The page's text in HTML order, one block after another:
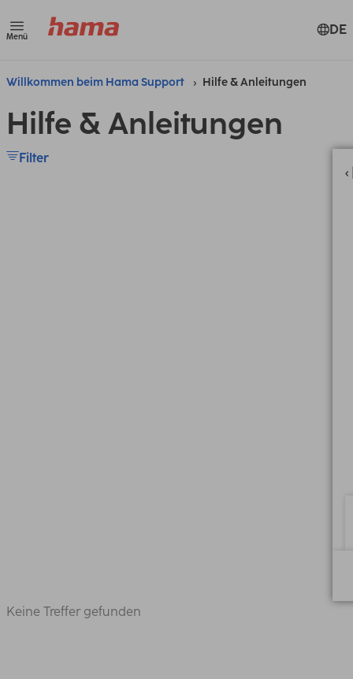
Menü DE
Willkommen beim Hama Support Hilfe & Anleitungen
Hilfe & Anleitungen
Filter
Keine Treffer gefunden